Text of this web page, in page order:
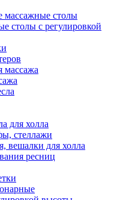
массажные столы
столы с регулировкой
массажа
для холла
стеллажи
вешалки для холла
ресниц